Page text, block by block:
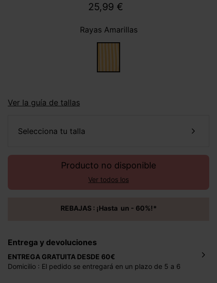
25,99 €
Rayas Amarillas
Ver la guía de tallas
selecciona tu talla
Producto no disponible
Ver todos los
REBAJAS : ¡Hasta un - 60%!*
Entrega y devoluciones
ENTREGA GRATUITA DESDE 60€
Domicilio : El pedido se entregará en un plazo de 5 a 6